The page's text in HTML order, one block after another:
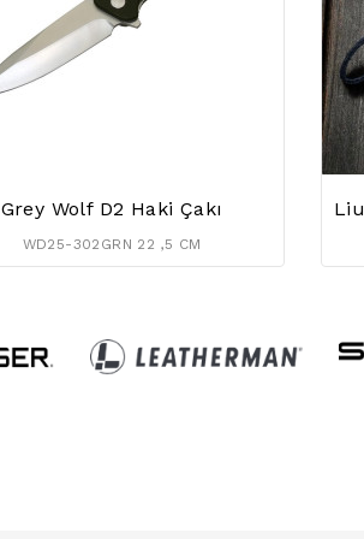
Grey Wolf D2 Haki Çakı
WD25-302GRN 22 ,5 CM